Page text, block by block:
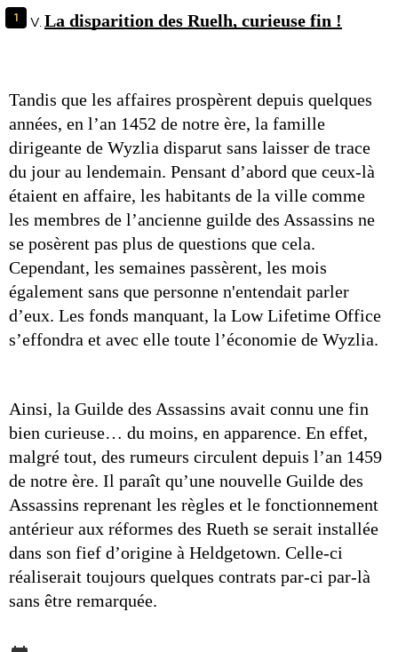
La disparition des Ruelh, curieuse fin !
Tandis que les affaires prospèrent depuis quelques
années, en l’an 1452 de notre ère, la famille
dirigeante de Wyzlia disparut sans laisser de trace
du jour au lendemain. Pensant d’abord que ceux-là
étaient en affaire, les habitants de la ville comme
les membres de l’ancienne guilde des Assassins ne
se posèrent pas plus de questions que cela.
Cependant, les semaines passèrent, les mois
également sans que personne n'entendait parler
d’eux. Les fonds manquant, la Low Lifetime Office
s’effondra et avec elle toute l’économie de Wyzlia.
Ainsi, la Guilde des Assassins avait connu une fin
bien curieuse… du moins, en apparence. En effet,
malgré tout, des rumeurs circulent depuis l’an 1459
de notre ère. Il paraît qu’une nouvelle Guilde des
Assassins reprenant les règles et le fonctionnement
antérieur aux réformes des Rueth se serait installée
dans son fief d’origine à Heldgetown. Celle-ci
réaliserait toujours quelques contrats par-ci par-là
sans être remarquée.